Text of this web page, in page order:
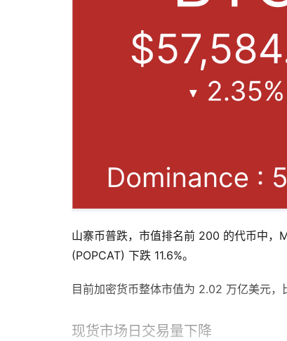
山寨币普跌，市值排名前 200 的代币中
(POPCAT) 下跌 11.6%。
目前加密货币整体市值为 2.02 万亿美元，
现货市场日交易量下降